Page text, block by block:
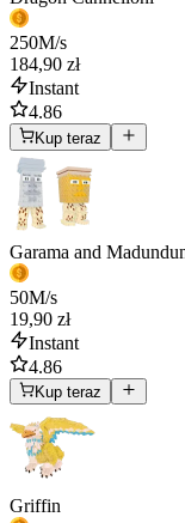
250M/s
184,90 zł
Instant
4.86
Kup teraz
Garama and
50M/s
19,90 zł
Instant
4.86
Kup teraz
Griffin